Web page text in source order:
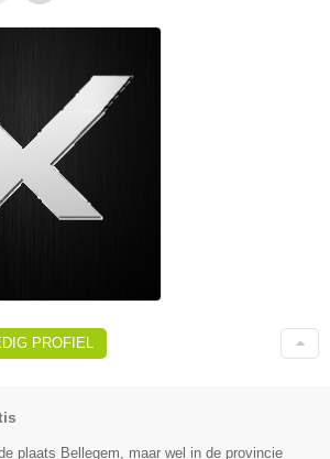
PROFIEL
plaats Bellegem, maar wel in de provincie